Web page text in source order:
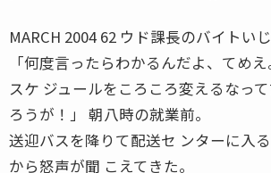
MARCH 2004 62 ウド課長のバイトい
「何度言ったらわかるんだよ、てめえ
スケ ジュールをころころ変えるなっ
ろうが！」 朝八時の就業前。
送迎バスを降りて配送セ ンターに入
から怒声が聞 こえてきた。